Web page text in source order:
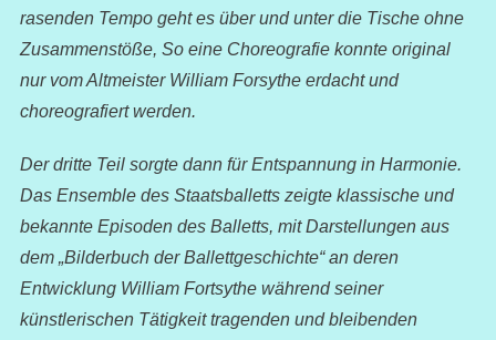
rasenden Tempo geht es über und unter die Tische ohne
Zusammenstöße, So eine Choreografie konnte original
nur vom Altmeister William Forsythe erdacht und
choreografiert werden.
Der dritte Teil sorgte dann für Entspannung in Harmonie.
Das Ensemble des Staatsballetts zeigte klassische und
bekannte Episoden des Balletts, mit Darstellungen aus
dem „Bilderbuch der Ballettgeschichte“ an deren
Entwicklung William Fortsythe während seiner
künstlerischen Tätigkeit tragenden und bleibenden